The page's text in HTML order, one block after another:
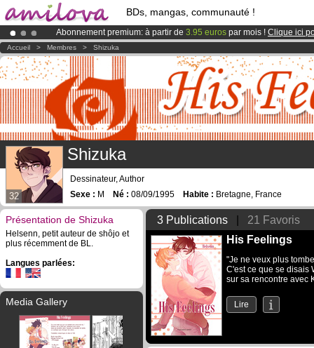
BDs, mangas, communauté !
Abonnement premium: à partir de 3.95 euros par mois ! Clique ici
Déjà 134393membreset 1208BDs & Mangas!
LeKickstarter Amilova est désormais lancé!.
Accueil > Membres > Shizuka
32
Shizuka
Dessinateur, Author
Sexe : M Né : 08/09/1995 Habite : Bretagne, France
Présentation de Shizuka
Helsenn, petit auteur de shôjo et
plus récemment de BL.
Langues parlées:
Media Gallery
3 Publications
21 Favoris
His Feelings
"Je ne veux plus
C'est ce que se disais
sur sa rencontre avec
Lire